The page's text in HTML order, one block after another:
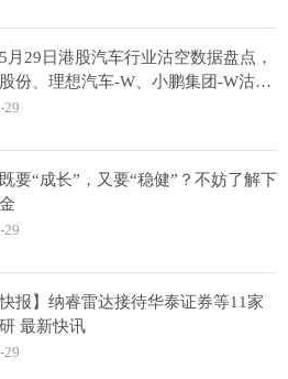
月29日港股汽车行业沽空数据盘点，
份、理想汽车-W、小鹏集团-W沽空
行业前三
29
要“成长”，又要“稳健”？不妨了解下
29
快报】纳睿雷达接待华泰证券等11家
最新快讯
29